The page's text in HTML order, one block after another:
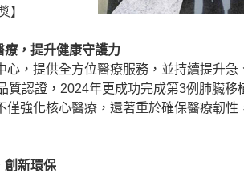
】
療，提升健康守護力
心，提供全方位醫療服務，並持續提升急
質認證，2024年更成功完成第3例肺臟移
僅強化核心醫療，還著重於確保醫療韌性
創新環保